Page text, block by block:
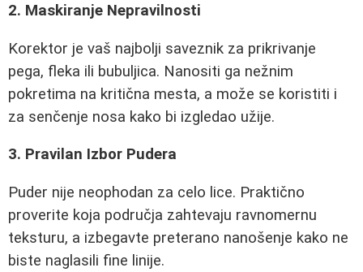
2. Maskiranje Nepravilnosti
Korektor je vaš najbolji saveznik za prikrivanje
pega, fleka ili bubuljica. Nanositi ga nežnim
pokretima na kritična mesta, a može se koristiti i
za senčenje nosa kako bi izgledao užije.
3. Pravilan Izbor Pudera
Puder nije neophodan za celo lice. Praktično
proverite koja područja zahtevaju ravnomernu
teksturu, a izbegavte preterano nanošenje kako ne
biste naglasili fine linije.